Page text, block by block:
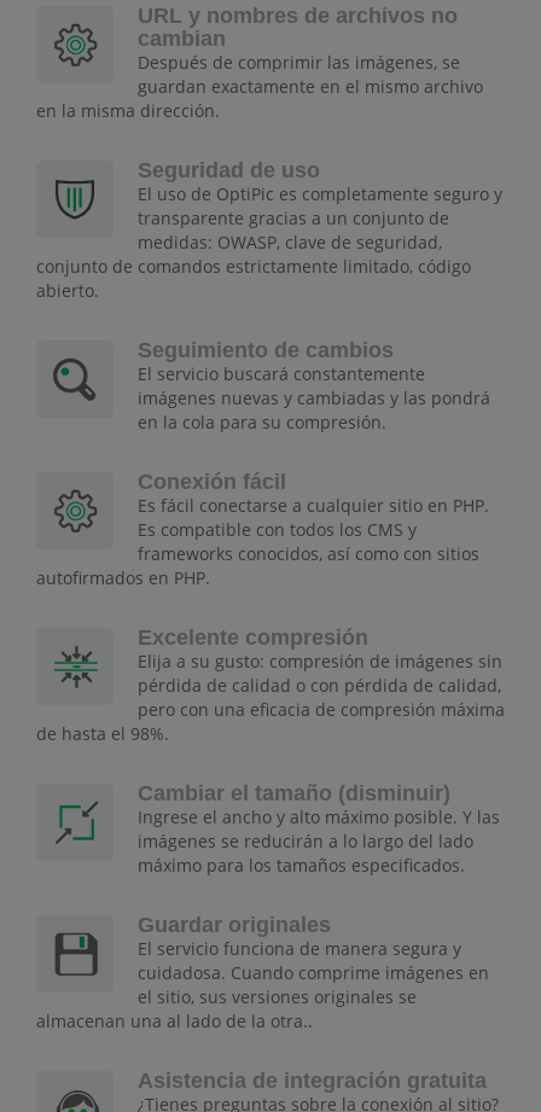
URL y nombres de archivos no
cambian
Después de comprimir las imágenes, se
guardan exactamente en el mismo archivo
en la misma dirección.
Seguridad de uso
El uso de OptiPic es completamente seguro y
transparente gracias a un conjunto de
medidas: OWASP, clave de seguridad,
conjunto de comandos estrictamente limitado, código
abierto.
Seguimiento de cambios
El servicio buscará constantemente
imágenes nuevas y cambiadas y las pondrá
en la cola para su compresión.
Conexión fácil
Es fácil conectarse a cualquier sitio en PHP.
Es compatible con todos los CMS y
frameworks conocidos, así como con sitios
autofirmados en PHP.
Excelente compresión
Elija a su gusto: compresión de imágenes sin
pérdida de calidad o con pérdida de calidad,
pero con una eficacia de compresión máxima
de hasta el 98%.
Cambiar el tamaño (disminuir)
Ingrese el ancho y alto máximo posible. Y las
imágenes se reducirán a lo largo del lado
máximo para los tamaños especificados.
Guardar originales
El servicio funciona de manera segura y
cuidadosa. Cuando comprime imágenes en
el sitio, sus versiones originales se
almacenan una al lado de la otra..
Asistencia de integración gratuita
¿Tienes preguntas sobre la conexión al sitio?